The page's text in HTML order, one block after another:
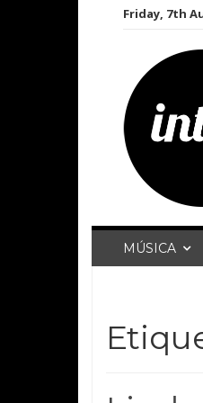
Friday, 7th
MÚSICA